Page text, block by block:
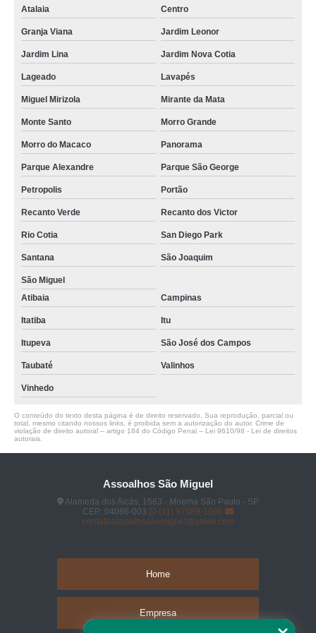
Atalaia Centro
Granja Viana Jardim Leonor
Jardim Lina Jardim Nova Cotia
Lageado Lavapés
Miguel Mirizola Mirante da Mata
Monte Santo Morro Grande
Morro do Macaco Panorama
Parque Alexandre Parque São George
Petropolis Portão
Recanto Verde Recanto dos Victor
Rio Cotia San Diego Park
Santana São Joaquim
São Miguel
Atibaia
Campinas
Itatiba Itu
Itupeva São José dos Campos
Taubaté Valinhos
Vinhedo
O conteúdo do texto desta página é de direito reservado. Sua reprodução, parcial ou
total, mesmo citando nossos links, é proibida sem a autorização do autor. Crime de
violação de direito autoral – artigo 184 do Código Penal – Lei 9610/98 - Lei de direitos
autorais
Assoalhos São Miguel
Alameda dos Aicás, 1563 - Moema São Paulo - SP
CEP: 04086-003
(11) 97589-1666
contatoassoalhosaomiguel@gmail.com
Home
Empresa